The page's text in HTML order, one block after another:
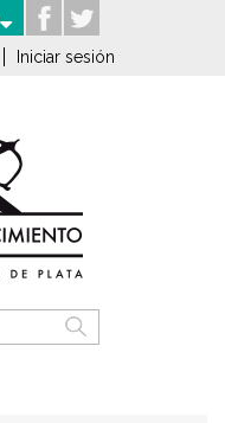
Iniciar sesión